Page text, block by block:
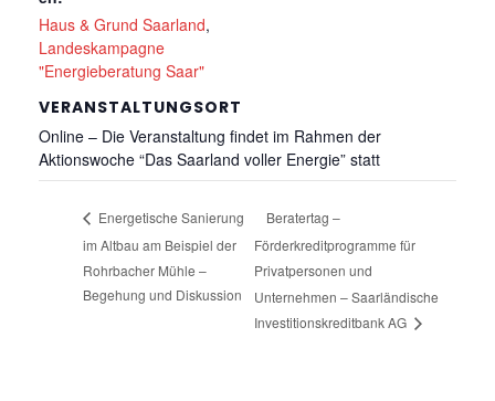
Haus & Grund Saarland,
Landeskampagne
"Energieberatung Saar"
VERANSTALTUNGSORT
Online – Die Veranstaltung findet im Rahmen der
Aktionswoche “Das Saarland voller Energie” statt
Energetische Sanierung
im Altbau am Beispiel der
Rohrbacher Mühle –
Begehung und Diskussion
Beratertag –
Förderkreditprogramme für
Privatpersonen und
Unternehmen – Saarländische
Investitionskreditbank AG